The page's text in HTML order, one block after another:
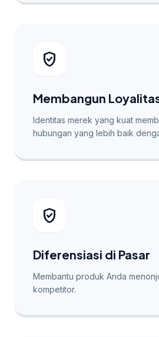
verified_user
Membangun
Identitas merek yang kuat
hubungan yang lebih baik
verified_user
Diferensiasi di Pasar
Membantu produk Anda
kompetitor.